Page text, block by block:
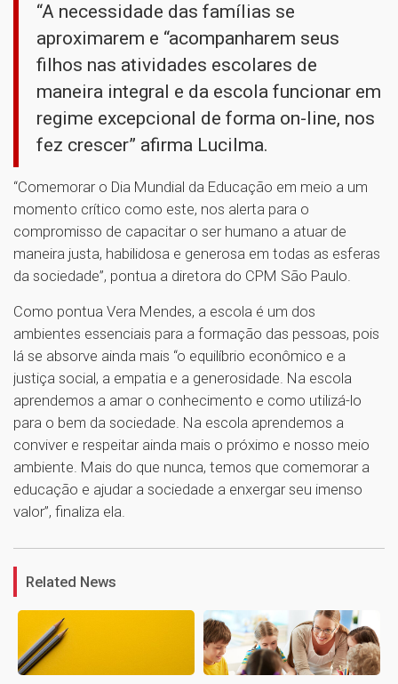
“A necessidade das famílias se
aproximarem e “acompanharem seus
filhos nas atividades escolares de
maneira integral e da escola funcionar em
regime excepcional de forma on-line, nos
fez crescer” afirma Lucilma.
“Comemorar o Dia Mundial da Educação em meio a um
momento crítico como este, nos alerta para o
compromisso de capacitar o ser humano a atuar de
maneira justa, habilidosa e generosa em todas as esferas
da sociedade”, pontua a diretora do CPM São Paulo.
Como pontua Vera Mendes, a escola é um dos
ambientes essenciais para a formação das pessoas, pois
lá se absorve ainda mais “o equilíbrio econômico e a
justiça social, a empatia e a generosidade. Na escola
aprendemos a amar o conhecimento e como utilizá-lo
para o bem da sociedade. Na escola aprendemos a
conviver e respeitar ainda mais o próximo e nosso meio
ambiente. Mais do que nunca, temos que comemorar a
educação e ajudar a sociedade a enxergar seu imenso
valor”, finaliza ela.
Related News